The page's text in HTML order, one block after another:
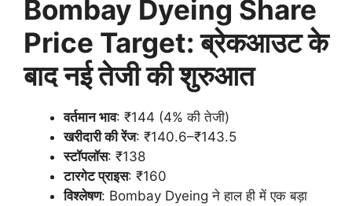
Bombay Dyeing Share
Price Target: ब्रेकआउट के
बाद नई तेजी की शुरुआत
वर्तमान भाव: ₹144 (4% की तेजी)
खरीदारी की रेंज: ₹140.6–₹143.5
स्टॉपलॉस: ₹138
टारगेट प्राइस: ₹160
विश्लेषण: Bombay Dyeing ने हाल ही में एक बड़ा